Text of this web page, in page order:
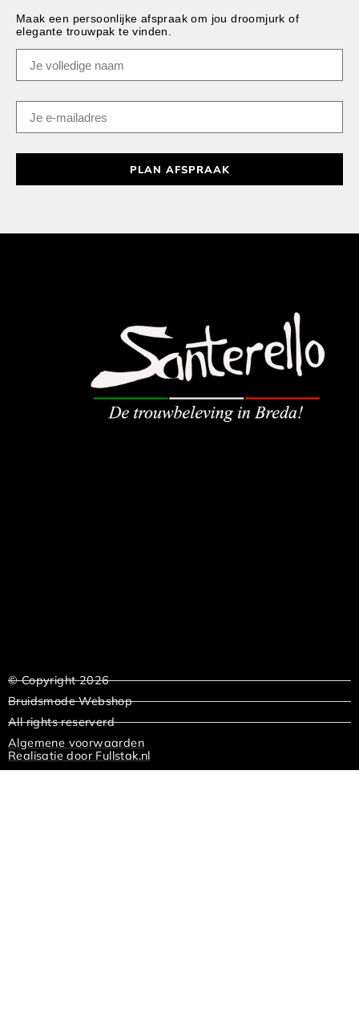
Maak een persoonlijke afspraak om jou droomjurk of
elegante trouwpak te vinden.
PLAN AFSPRAAK
© Copyright 2026
Bruidsmode Webshop
All rights reserverd
Algemene voorwaarden
Realisatie door Fullstak.nl